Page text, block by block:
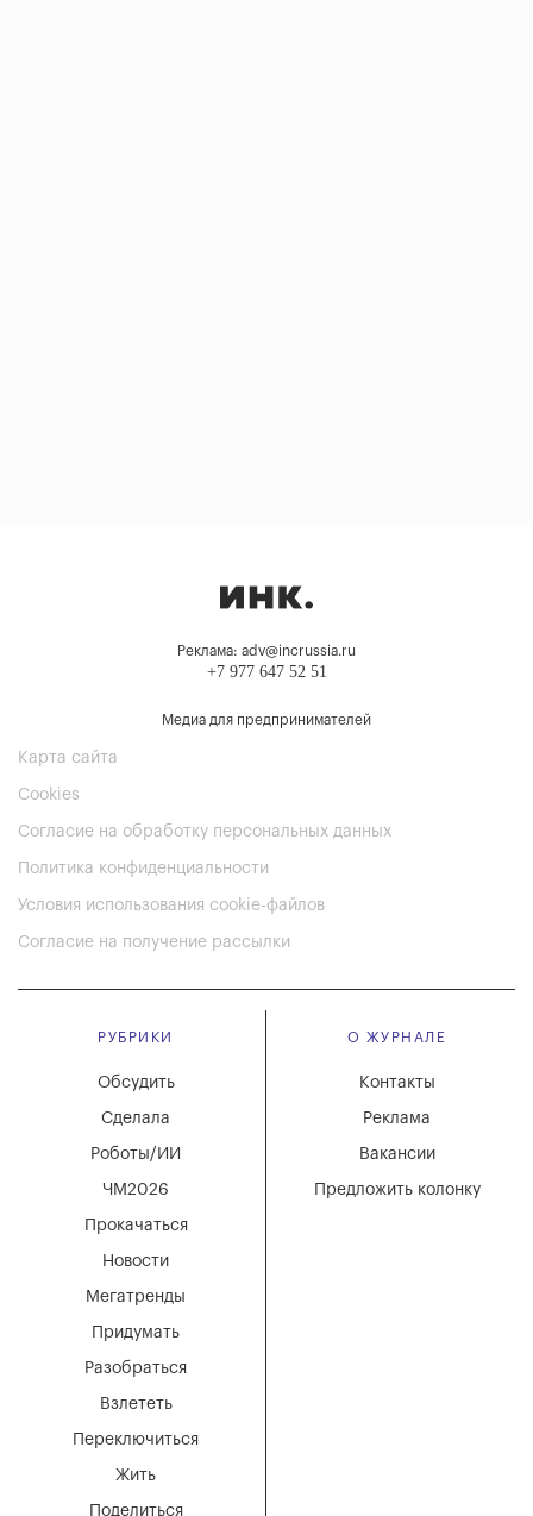
Реклама: adv@incrussia.ru
+7 977 647 52 51
Медиа для предпринимателей
Карта сайта
Cookies
Согласие на обработку персональных данных
Политика конфиденциальности
Условия использования cookie-файлов
Согласие на получение рассылки
РУБРИКИ
Мегатренды
Придумать
Разобраться
Взлететь
Новости
Переключиться
Жить
Поделиться
Обсудить
Сделала
Роботы/ИИ
ЧМ2026
Прокачаться
О ЖУРНАЛЕ
Вакансии
Реклама
Контакты
Предложить колонку